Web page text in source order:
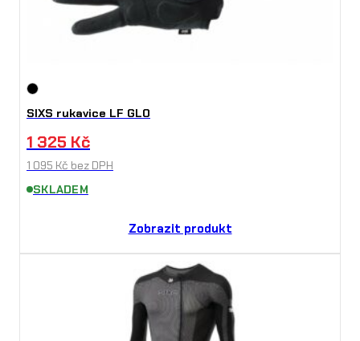
SIXS rukavice LF GLO
1 325 Kč
1 095 Kč bez DPH
SKLADEM
Zobrazit produkt